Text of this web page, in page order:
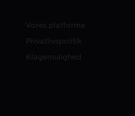
Vores platforme
Privatlivspolitik
Klagemulighed